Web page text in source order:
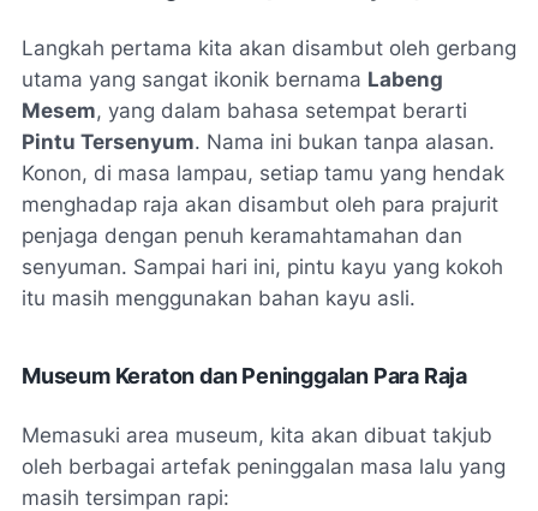
Langkah pertama kita akan disambut oleh gerbang
utama yang sangat ikonik bernama Labeng
Mesem, yang dalam bahasa setempat berarti
Pintu Tersenyum. Nama ini bukan tanpa alasan.
Konon, di masa lampau, setiap tamu yang hendak
menghadap raja akan disambut oleh para prajurit
penjaga dengan penuh keramahtamahan dan
senyuman. Sampai hari ini, pintu kayu yang kokoh
itu masih menggunakan bahan kayu asli.
Museum Keraton dan Peninggalan Para Raja
Memasuki area museum, kita akan dibuat takjub
oleh berbagai artefak peninggalan masa lalu yang
masih tersimpan rapi: